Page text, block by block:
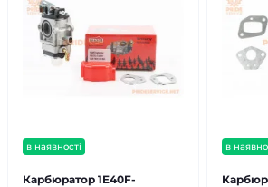
в наявності
Карбюратор 1E40F-
в